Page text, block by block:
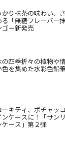
かり抹茶の味わい、
る「無糖フレーバー
ゴー新発売
の四季折々の植物や
色を集めた水彩色鉛
ーキティ、ポチャッ
ンケースに！「サン
ケース」第２弾